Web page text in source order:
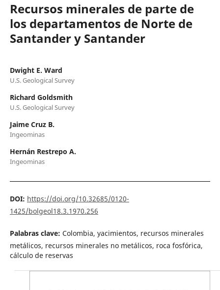
Recursos minerales de parte de
los departamentos de Norte de
Santander y Santander
Dwight E. Ward
U.S. Geological Survey
Richard Goldsmith
U.S. Geological Survey
Jaime Cruz B.
Ingeominas
Hernán Restrepo A.
Ingeominas
DOI: https://doi.org/10.32685/0120-
1425/bolgeol18.3.1970.256
Palabras clave: Colombia, yacimientos, recursos minerales
metálicos, recursos minerales no metálicos, roca fosfórica,
cálculo de reservas